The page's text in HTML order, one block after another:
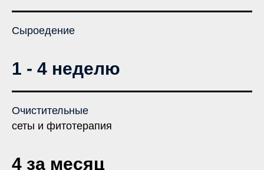
Сыроедение
1 - 4 неделю
Очистительные
сеты и фитотерапия
4 за месяц